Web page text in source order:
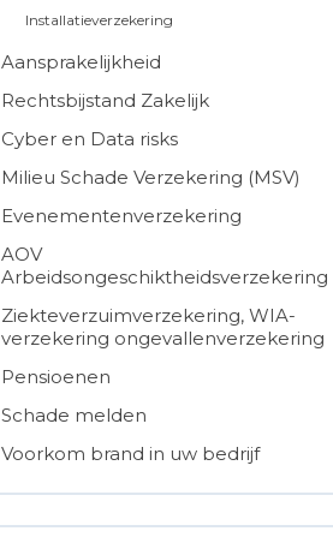
Installatieverzekering
Aansprakelijkheid
Rechtsbijstand Zakelijk
Cyber en Data risks
Milieu Schade Verzekering (MSV)
Evenementenverzekering
AOV
Arbeidsongeschiktheidsverzekering
Ziekteverzuimverzekering, WIA-
verzekering ongevallenverzekering
Pensioenen
Schade melden
Voorkom brand in uw bedrijf